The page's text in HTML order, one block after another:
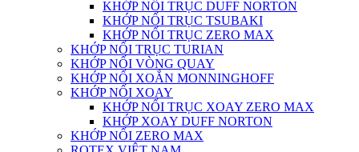
KHỚP NỐI TRỤC DUFF NORTON
KHỚP NỐI TRỤC TSUBAKI
KHỚP NỐI TRỤC ZERO MAX
KHỚP NỐI TRỤC TURIAN
KHỚP NỐI VÒNG QUAY
KHỚP NỐI XOẮN MONNINGHOFF
KHỚP NỐI XOAY
KHỚP NỐI TRỤC XOAY ZERO MAX
KHỚP XOAY DUFF NORTON
KHỚP NỐI ZERO MAX